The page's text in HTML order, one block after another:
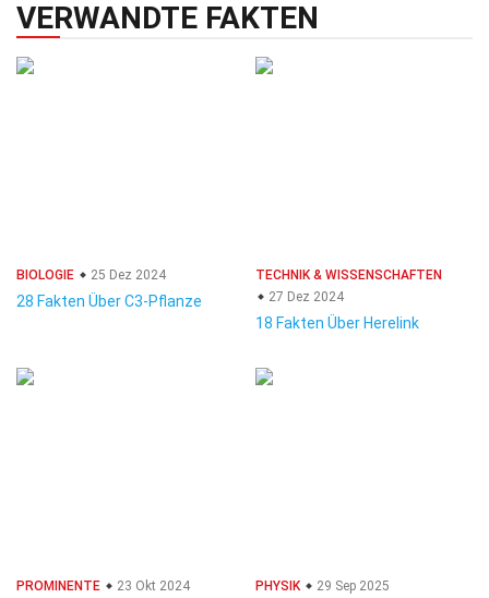
VERWANDTE FAKTEN
BIOLOGIE 25 Dez 2024
28 Fakten Über C3-Pflanze
TECHNIK & WISSENSCHAFTEN
27 Dez 2024
18 Fakten Über Herelink
PROMINENTE 23 Okt 2024 PHYSIK 29 Sep 2025